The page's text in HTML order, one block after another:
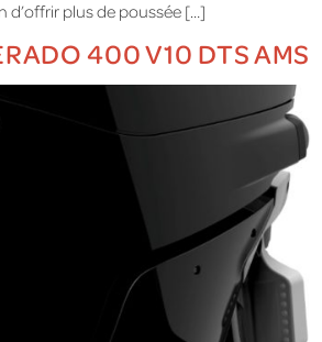
d’offrir plus de poussée […]
400 V10 DTS AMS